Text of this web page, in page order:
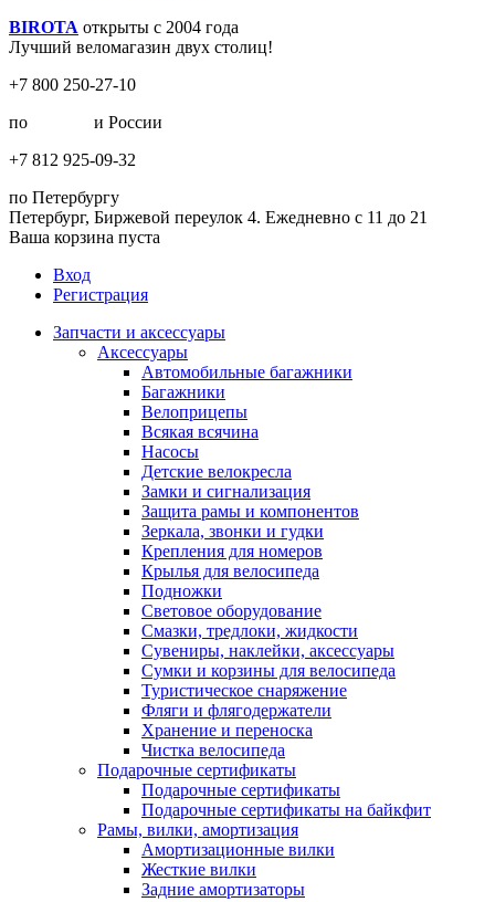
BIROTA открыты с 2004 года
Лучший веломагазин двух столиц!
+7 800 250-27-10
по
и России
+7 812 925-09-32
по Петербургу
Петербург, Биржевой переулок 4. Ежедневно с 11 до 21
Ваша корзина пуста
Вход
Регистрация
Запчасти и аксессуары
Аксессуары
Автомобильные багажники
Багажники
Велоприцепы
Всякая всячина
Насосы
Детские велокресла
Замки и сигнализация
Защита рамы и компонентов
Зеркала, звонки и гудки
Крепления для номеров
Крылья для велосипеда
Подножки
Световое оборудование
Смазки, тредлоки, жидкости
Сувениры, наклейки, аксессуары
Сумки и корзины для велосипеда
Туристическое снаряжение
Фляги и флягодержатели
Хранение и переноска
Чистка велосипеда
Подарочные сертификаты
Подарочные сертификаты
Подарочные сертификаты на байкфит
Рамы, вилки, амортизация
Амортизационные вилки
Жесткие вилки
Задние амортизаторы